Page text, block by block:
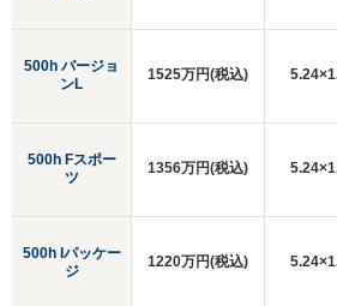
500h バージョ
ンL
500h Fスポー
ツ
500h Iパッケー
ジ
1525万円(税込)
1356万円(税込)
1220万円(税込)